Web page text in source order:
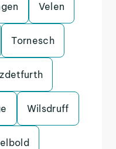
Velen
Tornesch
Wilsdruff